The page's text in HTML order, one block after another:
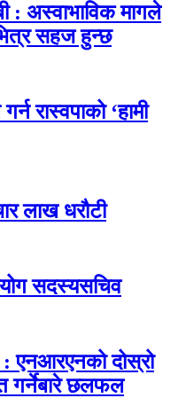
: अस्वाभाविक मागले
सहज हुन्छ
रास्वपाको ‘हामी
लाख धरौटी
सदस्यसचिव
: एनआरएनको दोस्रो
गर्नेबारे छलफल